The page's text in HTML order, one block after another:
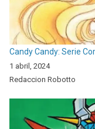
Candy Candy: Serie
1 abril, 2024
Redaccion Robotto